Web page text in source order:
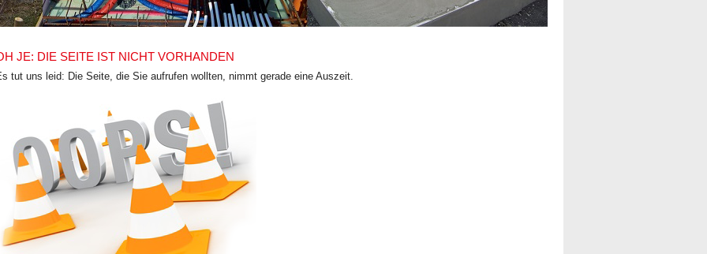
JE: DIE SEITE IST NICHT VORHANDEN
tut uns leid: Die Seite, die Sie aufrufen wollten, nimmt gerade eine Auszeit.